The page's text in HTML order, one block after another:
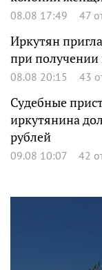
08.08 17:49 47
Иркутян
при получении
08.08 20:15 43
Судебные
иркутянина
рублей
09.08 10:07 42